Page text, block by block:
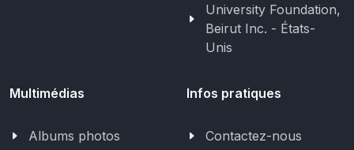
University Foundation,
Beirut Inc. - États-
Unis
Multimédias
Albums photos
Infos pratiques
Contactez-nous